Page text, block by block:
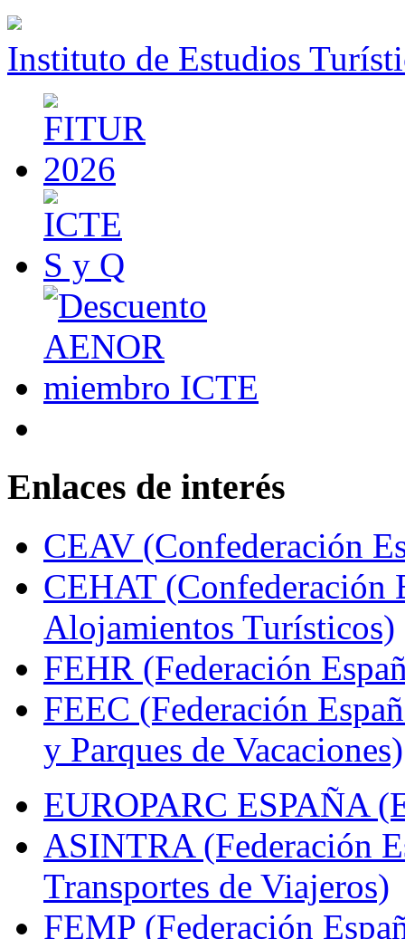
Instituto de Estudios
Enlaces de interés
CEAV (Confederación
CEHAT (Confederación
Alojamientos Turísticos)
FEHR (Federación
FEEC (Federación
y Parques de Vacaciones)
EUROPARC ESPAÑA
ASINTRA (Federación
Transportes de Viajeros)
FEMP (Federación